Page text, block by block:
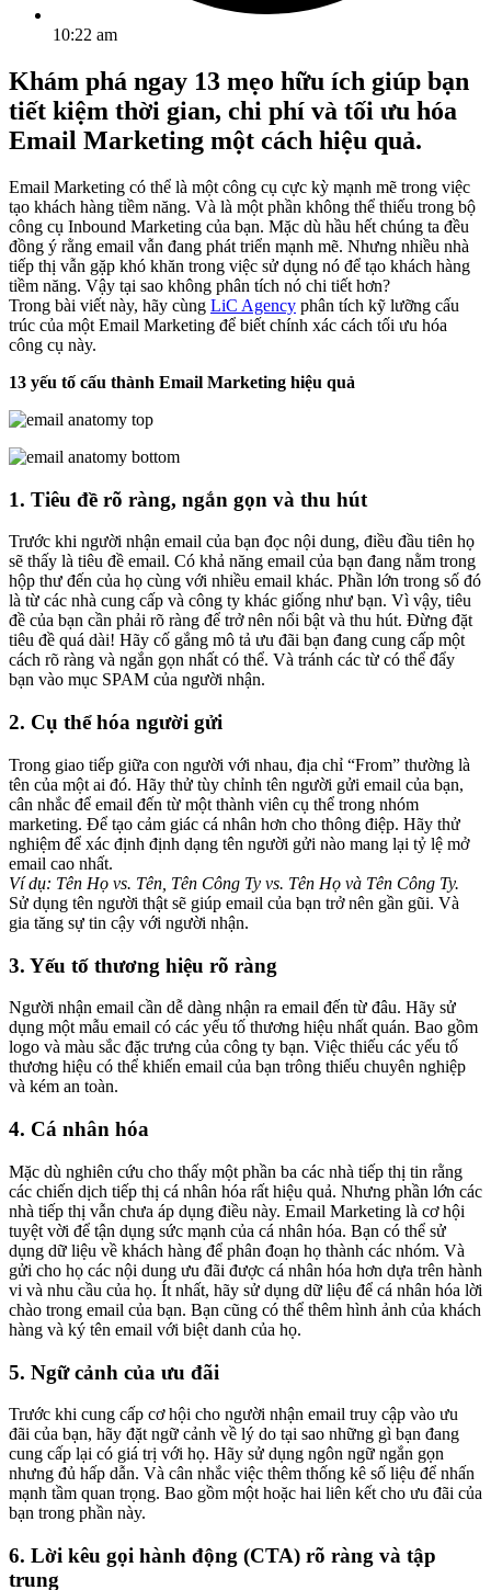
10:22 am
Khám phá ngay 13 mẹo hữu ích giúp bạn
tiết kiệm thời gian, chi phí và tối ưu hóa
Email Marketing một cách hiệu quả.
Email Marketing có thể là một công cụ cực kỳ mạnh mẽ trong việc
tạo khách hàng tiềm năng. Và là một phần không thể thiếu trong bộ
công cụ Inbound Marketing của bạn. Mặc dù hầu hết chúng ta đều
đồng ý rằng email vẫn đang phát triển mạnh mẽ. Nhưng nhiều nhà
tiếp thị vẫn gặp khó khăn trong việc sử dụng nó để tạo khách hàng
tiềm năng. Vậy tại sao không phân tích nó chi tiết hơn?
Trong bài viết này, hãy cùng LiC Agency phân tích kỹ lưỡng cấu
trúc của một Email Marketing để biết chính xác cách tối ưu hóa
công cụ này.
13 yếu tố cấu thành Email Marketing hiệu quả
1. Tiêu đề rõ ràng, ngắn gọn và thu hút
Trước khi người nhận email của bạn đọc nội dung, điều đầu tiên họ
sẽ thấy là tiêu đề email. Có khả năng email của bạn đang nằm trong
hộp thư đến của họ cùng với nhiều email khác. Phần lớn trong số đó
là từ các nhà cung cấp và công ty khác giống như bạn. Vì vậy, tiêu
đề của bạn cần phải rõ ràng để trở nên nổi bật và thu hút. Đừng đặt
tiêu đề quá dài! Hãy cố gắng mô tả ưu đãi bạn đang cung cấp một
cách rõ ràng và ngắn gọn nhất có thể. Và tránh các từ có thể đẩy
bạn vào mục SPAM của người nhận.
2. Cụ thể hóa người gửi
Trong giao tiếp giữa con người với nhau, địa chỉ “From” thường là
tên của một ai đó. Hãy thử tùy chỉnh tên người gửi email của bạn,
cân nhắc để email đến từ một thành viên cụ thể trong nhóm
marketing. Để tạo cảm giác cá nhân hơn cho thông điệp. Hãy thử
nghiệm để xác định định dạng tên người gửi nào mang lại tỷ lệ mở
email cao nhất.
Ví dụ: Tên Họ vs. Tên, Tên Công Ty vs. Tên Họ và Tên Công Ty.
Sử dụng tên người thật sẽ giúp email của bạn trở nên gần gũi. Và
gia tăng sự tin cậy với người nhận.
3. Yếu tố thương hiệu rõ ràng
Người nhận email cần dễ dàng nhận ra email đến từ đâu. Hãy sử
dụng một mẫu email có các yếu tố thương hiệu nhất quán. Bao gồm
logo và màu sắc đặc trưng của công ty bạn. Việc thiếu các yếu tố
thương hiệu có thể khiến email của bạn trông thiếu chuyên nghiệp
và kém an toàn.
4. Cá nhân hóa
Mặc dù nghiên cứu cho thấy một phần ba các nhà tiếp thị tin rằng
các chiến dịch tiếp thị cá nhân hóa rất hiệu quả. Nhưng phần lớn các
nhà tiếp thị vẫn chưa áp dụng điều này. Email Marketing là cơ hội
tuyệt vời để tận dụng sức mạnh của cá nhân hóa. Bạn có thể sử
dụng dữ liệu về khách hàng để phân đoạn họ thành các nhóm. Và
gửi cho họ các nội dung ưu đãi được cá nhân hóa hơn dựa trên hành
vi và nhu cầu của họ. Ít nhất, hãy sử dụng dữ liệu để cá nhân hóa lời
chào trong email của bạn. Bạn cũng có thể thêm hình ảnh của khách
hàng và ký tên email với biệt danh của họ.
5. Ngữ cảnh của ưu đãi
Trước khi cung cấp cơ hội cho người nhận email truy cập vào ưu
đãi của bạn, hãy đặt ngữ cảnh về lý do tại sao những gì bạn đang
cung cấp lại có giá trị với họ. Hãy sử dụng ngôn ngữ ngắn gọn
nhưng đủ hấp dẫn. Và cân nhắc việc thêm thống kê số liệu để nhấn
mạnh tầm quan trọng. Bao gồm một hoặc hai liên kết cho ưu đãi của
bạn trong phần này.
6. Lời kêu gọi hành động (CTA) rõ ràng và tập
trung